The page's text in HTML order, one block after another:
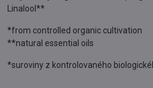
Linalool**
*from controlled organic cultivation
**natural essential oils
*suroviny z kontrolovaného